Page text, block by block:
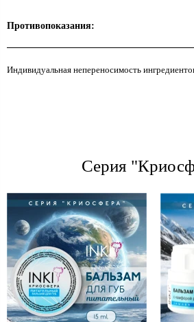
Противопоказания:
Индивидуальная непереносимость
Серия